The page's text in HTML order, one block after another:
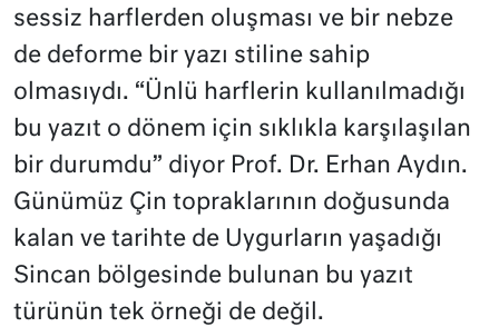
sessiz harflerden oluşması ve bir nebze
de deforme bir yazı stiline sahip
olmasıydı. “Ünlü harflerin kullanılmadığı
bu yazıt o dönem için sıklıkla karşılaşılan
bir durumdu” diyor Prof. Dr. Erhan Aydın.
Günümüz Çin topraklarının doğusunda
kalan ve tarihte de Uygurların yaşadığı
Sincan bölgesinde bulunan bu yazıt
türünün tek örneği de değil.